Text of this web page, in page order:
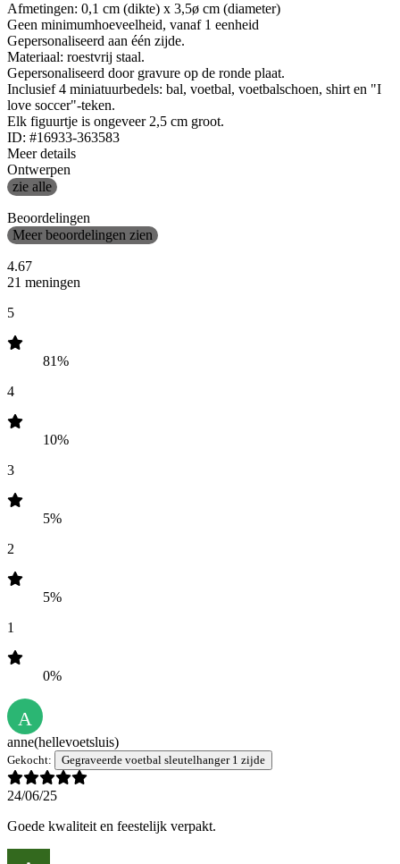
Afmetingen: 0,1 cm (dikte) x 3,5ø cm (diameter)
Geen minimumhoeveelheid, vanaf 1 eenheid
Gepersonaliseerd aan één zijde.
Materiaal: roestvrij staal.
Gepersonaliseerd door gravure op de ronde plaat.
Inclusief 4 miniatuurbedels: bal, voetbal, voetbalschoen, shirt en "I
love soccer"-teken.
Elk figuurtje is ongeveer 2,5 cm groot.
ID: #16933-363583
Meer details
Ontwerpen
zie alle
Beoordelingen
Meer beoordelingen zien
4.67
21 meningen
5
81%
4
10%
3
5%
2
5%
1
0%
A
anne(hellevoetsluis)
Gekocht: Gegraveerde voetbal sleutelhanger 1 zijde
24/06/25
Goede kwaliteit en feestelijk verpakt.